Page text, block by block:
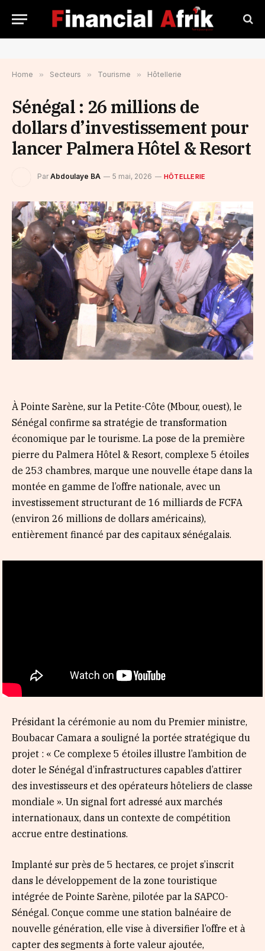
Home » Secteurs » Tourisme » Hôtellerie
Sénégal : 26 millions de
dollars d’investissement pour
lancer Palmera Hôtel & Resort
Par Abdoulaye BA 5 mai, 2026 HÔTELLERIE
À Pointe Sarène, sur la Petite-Côte (Mbour, ouest), le
Sénégal confirme sa stratégie de transformation
économique par le tourisme. La pose de la première
pierre du Palmera Hôtel & Resort, complexe 5 étoiles
de 253 chambres, marque une nouvelle étape dans la
montée en gamme de l’offre nationale, avec un
investissement structurant de 16 milliards de FCFA
(environ 26 millions de dollars américains),
entièrement financé par des capitaux sénégalais.
Présidant la cérémonie au nom du Premier ministre,
Boubacar Camara a souligné la portée stratégique du
projet : « Ce complexe 5 étoiles illustre l’ambition de
doter le Sénégal d’infrastructures capables d’attirer
des investisseurs et des opérateurs hôteliers de classe
mondiale ». Un signal fort adressé aux marchés
internationaux, dans un contexte de compétition
accrue entre destinations.
Implanté sur près de 5 hectares, ce projet s’inscrit
dans le développement de la zone touristique
intégrée de Pointe Sarène, pilotée par la SAPCO-
Sénégal. Conçue comme une station balnéaire de
nouvelle génération, elle vise à diversifier l’offre et à
capter des segments à forte valeur ajoutée,